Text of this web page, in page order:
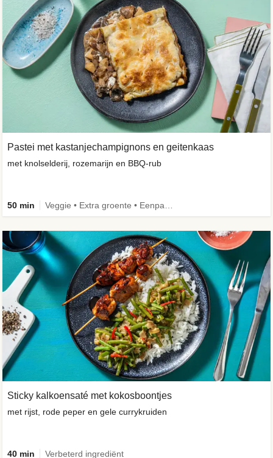
Pastei met kastanjechampignons en geitenkaas
met knolselderij, rozemarijn en BBQ-rub
50 min
Sticky kalkoensaté met kokosboontjes
met rijst, rode peper en gele currykruiden
40 min Verbeterd ingrediënt